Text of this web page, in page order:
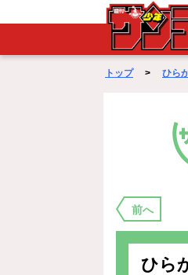
WEBサンデー
トップ> ひら
前へ
ひら